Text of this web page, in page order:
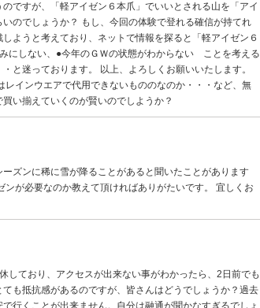
ですが、「軽アイゼン６本爪」でいいとされる山を「アイ
のでしょうか？ もし、今回の体験で登れる確信が持てれ
ようと考えており、ネットで情報を探ると「軽アイゼン６
にしない、●今年のＧＷの状態がわからない ことを考える
と迷っております。 以上、よろしくお願いいたします。
インウエアで代用できないもののなのか・・・など、無
い揃えていくのが賢いのでしようか？
ズンに稀に雪が降ることがあると聞いたことがあります
が必要なのか教えて頂ければありがたいです。 宜しくお
しており、アクセスが出来ない事がわかったら、2日前でも
も抵抗感があるのですが、皆さんはどうでしょうか？過去
行くことが出来ません。自分は融通が聞かなすぎるでしょ